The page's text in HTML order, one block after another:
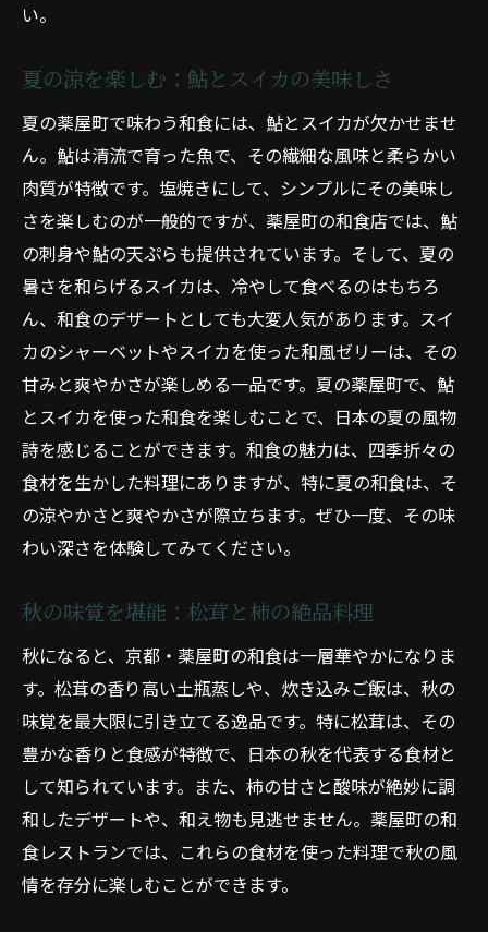
旬の食材を活かす：薬屋町の料理人たち
京都の薬屋町で和食を堪能季節ごとの美味しさ
を体験
春の味覚：山菜と桜の創作和食
夏の滋味：鮎料理と涼やかな一品
秋の恵み：松茸と秋刀魚の絶品料理
冬の味覚：ふぐと牡蠣の鍋料理
薬屋町の隠れ家和食店：季節感溢れるメニ
ュー
和食の楽しみ方：季節ごとの味覚を巡る
薬屋町の和食の魅力四季折々の食材が織りなす
味わい
春の料理：桜と筍のハーモニー
夏の一皿：鱧と鮎の涼を感じる
冬の温もり：ふぐと牡蠣の美味しさ
薬屋町の和食店：四季の食材を活かして
日本の四季を味わう：薬屋町の和食
京都薬屋町で和食を堪能季節の食材を味わい尽
くす
春の一品：筍と桜のメニュー
夏の風情：鱧と鮎の料理
秋の味覚：松茸と秋刀魚の取り合わせ
い。
夏の涼を楽しむ：鮎とスイカの美味しさ
夏の薬屋町で味わう和食には、鮎とスイカが欠かせませ
ん。鮎は清流で育った魚で、その繊細な風味と柔らかい
肉質が特徴です。塩焼きにして、シンプルにその美味し
さを楽しむのが一般的ですが、薬屋町の和食店では、鮎
の刺身や鮎の天ぷらも提供されています。そして、夏の
暑さを和らげるスイカは、冷やして食べるのはもちろ
ん、和食のデザートとしても大変人気があります。スイ
カのシャーベットやスイカを使った和風ゼリーは、その
甘みと爽やかさが楽しめる一品です。夏の薬屋町で、鮎
とスイカを使った和食を楽しむことで、日本の夏の風物
詩を感じることができます。和食の魅力は、四季折々の
食材を生かした料理にありますが、特に夏の和食は、そ
の涼やかさと爽やかさが際立ちます。ぜひ一度、その味
わい深さを体験してみてください。
秋の味覚を堪能：松茸と柿の絶品料理
秋になると、京都・薬屋町の和食は一層華やかになりま
す。松茸の香り高い土瓶蒸しや、炊き込みご飯は、秋の
味覚を最大限に引き立てる逸品です。特に松茸は、その
豊かな香りと食感が特徴で、日本の秋を代表する食材と
して知られています。また、柿の甘さと酸味が絶妙に調
和したデザートや、和え物も見逃せません。薬屋町の和
食レストランでは、これらの食材を使った料理で秋の風
情を存分に楽しむことができます。